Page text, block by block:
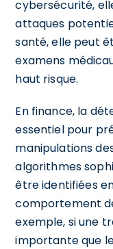
cybersécurité,
attaques
santé, elle peut
examens
haut risque.
En finance, la
essentiel pour
manipulations
algorithmes
être identifiées
comportement
exemple, si une
importante que